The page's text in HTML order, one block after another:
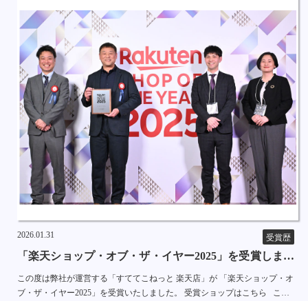
受賞歴
2026.01.31
「楽天ショップ・オブ・ザ・イヤー2025」を受賞しまし
た！
この度は弊社が運営する「すててこねっと 楽天店」が 「楽天ショップ・オ
ブ・ザ・イヤー2025」を受賞いたしました。 受賞ショップはこちら これ